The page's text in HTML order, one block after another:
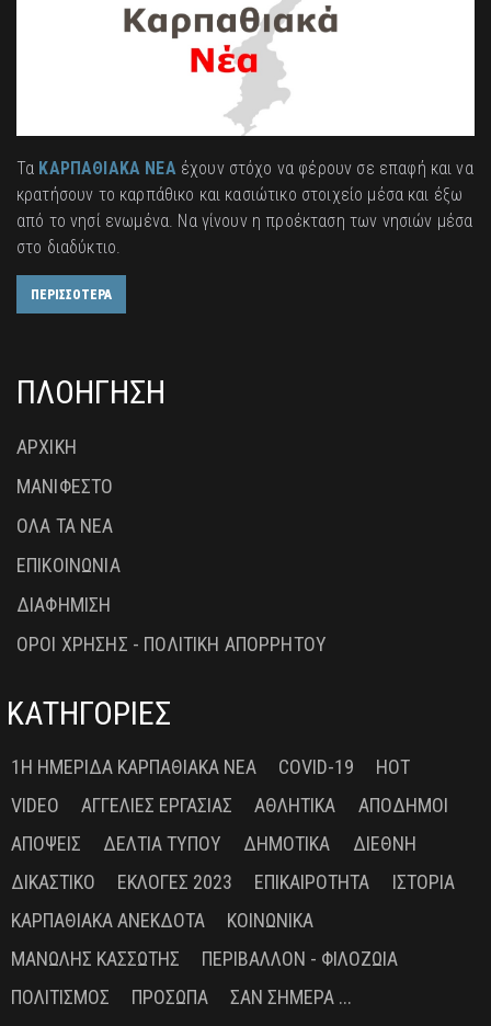
Τα ΚΑΡΠΑΘΙΑΚΑ ΝΕΑέχουν στόχο να φέρουν σε επαφή και να
κρατήσουν το καρπάθικο και κασιώτικο στοιχείο μέσα και έξω
από το νησί ενωμένα. Να γίνουν η προέκταση των νησιών μέσα
στο διαδύκτιο.
ΠΕΡΙΣΣΟΤΕΡΑ
ΠΛΟΗΓΗΣΗ
ΑΡΧΙΚΗ
ΜΑΝΙΦΕΣΤΟ
ΟΛΑ ΤΑ ΝΕΑ
ΕΠΙΚΟΙΝΩΝΙΑ
ΔΙΑΦΗΜΙΣΗ
ΟΡΟΙ ΧΡΗΣΗΣ - ΠΟΛΙΤΙΚΗ ΑΠΟΡΡΗΤΟΥ
ΚΑΤΗΓΟΡΙΕΣ
1Η ΗΜΕΡΊΔΑ ΚΑΡΠΑΘΙΑΚΆ ΝΈΑ COVID-19
HOT
VIDEO
ΑΓΓΕΛΊΕΣ ΕΡΓΑΣΊΑΣ ΑΘΛΗΤΙΚΆ
ΑΠΌΔΗΜΟΙ
ΑΠΌΨΕΙΣ
ΔΕΛΤΊΑ ΤΎΠΟΥ ΔΗΜΟΤΙΚΆ
ΔΙΕΘΝΉ
ΔΙΚΑΣΤΙΚΌ
ΕΚΛΟΓΈΣ 2023 ΕΠΙΚΑΙΡΌΤΗΤΑ
ΙΣΤΟΡΊΑ
ΚΑΡΠΑΘΙΑΚΆ ΑΝΈΚΔΟΤΑ
ΚΟΙΝΩΝΙΚΆ
ΜΑΝΏΛΗΣ ΚΑΣΣΏΤΗΣ
ΠΕΡΙΒΆΛΛΟΝ - ΦΙΛΟΖΩΊΑ
ΠΟΛΙΤΙΣΜΌΣ
ΠΡΌΣΩΠΑ
ΣΑΝ ΣΉΜΕΡΑ ...